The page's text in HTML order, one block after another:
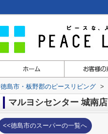
徳島市・板野郡のピースリビング >
マルヨシセンター 城南店
<<徳島市のスーパーの一覧へ